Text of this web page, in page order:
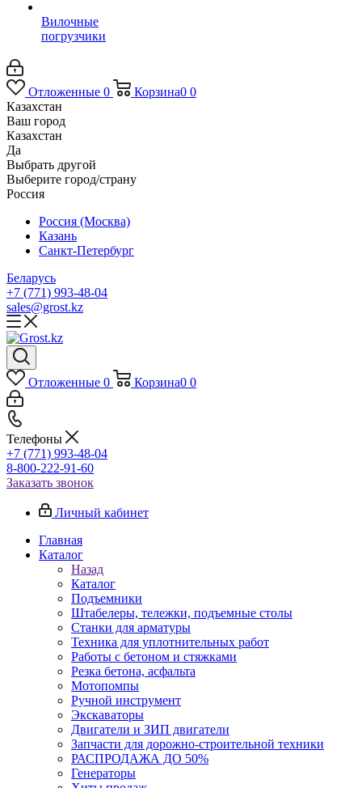
Вилочные
погрузчики
Отложенные 0 Корзина0 0
Казахстан
Ваш город
Казахстан
Да
Выбрать другой
Выберите город/страну
Россия
Россия (Москва)
Казань
Санкт-Петербург
Беларусь
+7 (771) 993-48-04
sales@grost.kz
Отложенные 0 Корзина0 0
Телефоны
+7 (771) 993-48-04
8-800-222-91-60
Заказать звонок
Личный кабинет
Главная
Каталог
Назад
Каталог
Подъемники
Штабелеры, тележки, подъемные столы
Станки для арматуры
Техника для уплотнительных работ
Работы с бетоном и стяжками
Резка бетона, асфальта
Мотопомпы
Ручной инструмент
Экскаваторы
Двигатели и ЗИП двигатели
Запчасти для дорожно-строительной техники
РАСПРОДАЖА ДО 50%
Генераторы